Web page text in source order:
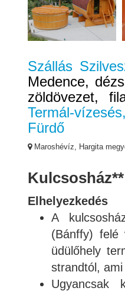
Szállás
Medence,
zöldövezet,
Termál-
Fürdő
Maroshévíz, Hargita
Kulcsosház**
Elhelyezkedés
A
(Bánffy) felé
üdülőhely
strandtól,
Ugyancsak